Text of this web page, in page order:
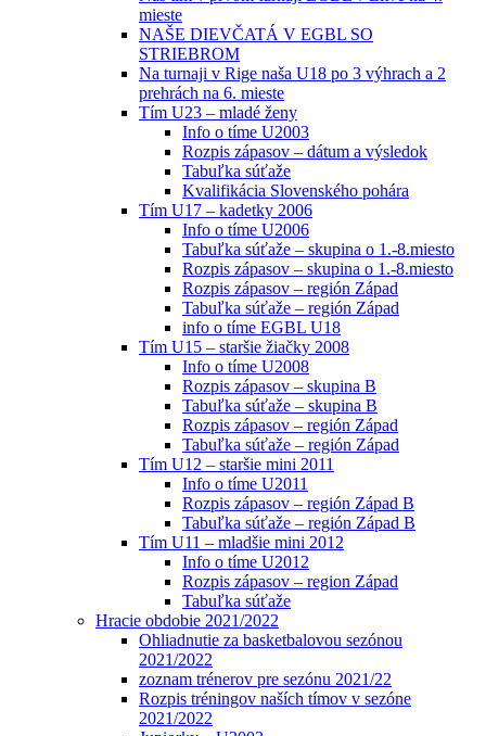
mieste
NAŠE DIEVČATÁ V EGBL SO
STRIEBROM
Na turnaji v Rige naša U18 po 3 výhrach a 2
prehrách na 6. mieste
Tím U23 – mladé ženy
Info o tíme U2003
Rozpis zápasov – dátum a výsledok
Tabuľka súťaže
Kvalifikácia Slovenského pohára
Tím U17 – kadetky 2006
Info o tíme U2006
Tabuľka súťaže – skupina o 1.-8.miesto
Rozpis zápasov – skupina o 1.-8.miesto
Rozpis zápasov – región Západ
Tabuľka súťaže – región Západ
info o tíme EGBL U18
Tím U15 – staršie žiačky 2008
Info o tíme U2008
Rozpis zápasov – skupina B
Tabuľka súťaže – skupina B
Rozpis zápasov – región Západ
Tabuľka súťaže – región Západ
Tím U12 – staršie mini 2011
Info o tíme U2011
Rozpis zápasov – región Západ B
Tabuľka súťaže – región Západ B
Tím U11 – mladšie mini 2012
Info o tíme U2012
Rozpis zápasov – region Západ
Tabuľka súťaže
Hracie obdobie 2021/2022
Ohliadnutie za basketbalovou sezónou
2021/2022
zoznam trénerov pre sezónu 2021/22
Rozpis tréningov naších tímov v sezóne
2021/2022